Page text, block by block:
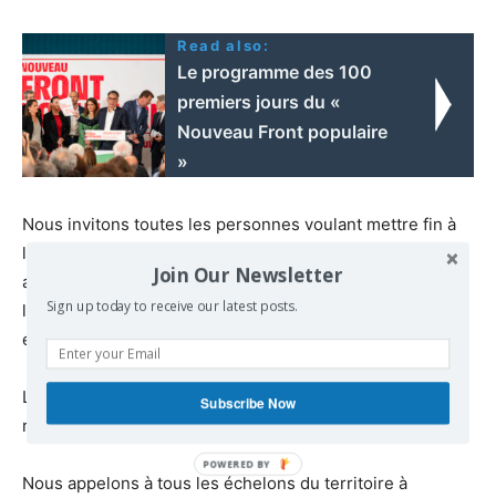
Read also:
Le programme des 100
premiers jours du «
Nouveau Front populaire
»
Nous invitons toutes les personnes voulant mettre fin à
l’accaparement du Vivant à assumer une conflictualité
avec le système actuel, pour créer ensemble, par tous
les moyens nécessaires un nouveau mouvement social
écologique populaire.
La multiplication des luttes actuelles nous appelle à
rechercher l’unité d’action.
Nous appelons à tous les échelons du territoire à
Join Our Newsletter
Sign up today to receive our latest posts.
Subscribe Now